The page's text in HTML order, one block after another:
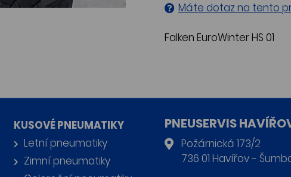
Máte dotaz na tento
Falken EuroWinter HS 01
KUSOVÉ PNEUMATIKY
Letní pneumatiky
Zimní pneumatiky
PNEUSERVIS
Požárnická 173/2
736 01 Havířov -